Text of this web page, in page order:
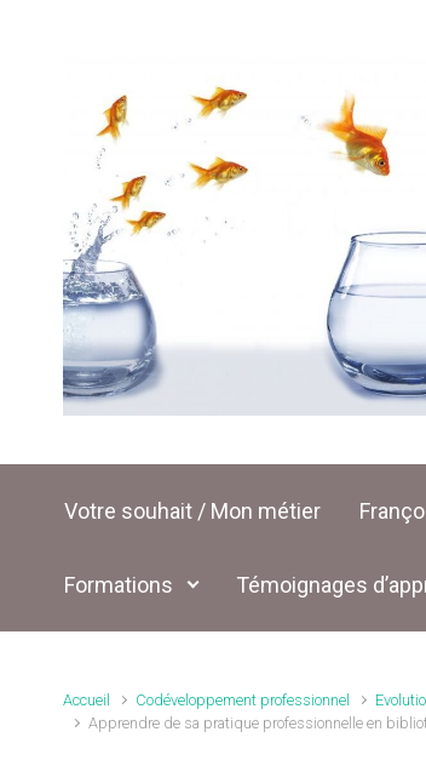
Votre souhait / Mon métier
Formations Témoignages
Accueil Codéveloppement professionnel
Apprendre de sa pratique professionnelle en